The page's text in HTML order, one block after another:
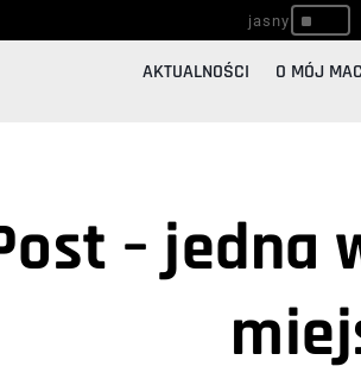
^
AKTUALNOŚCI O MÓJ MAC
– jedna